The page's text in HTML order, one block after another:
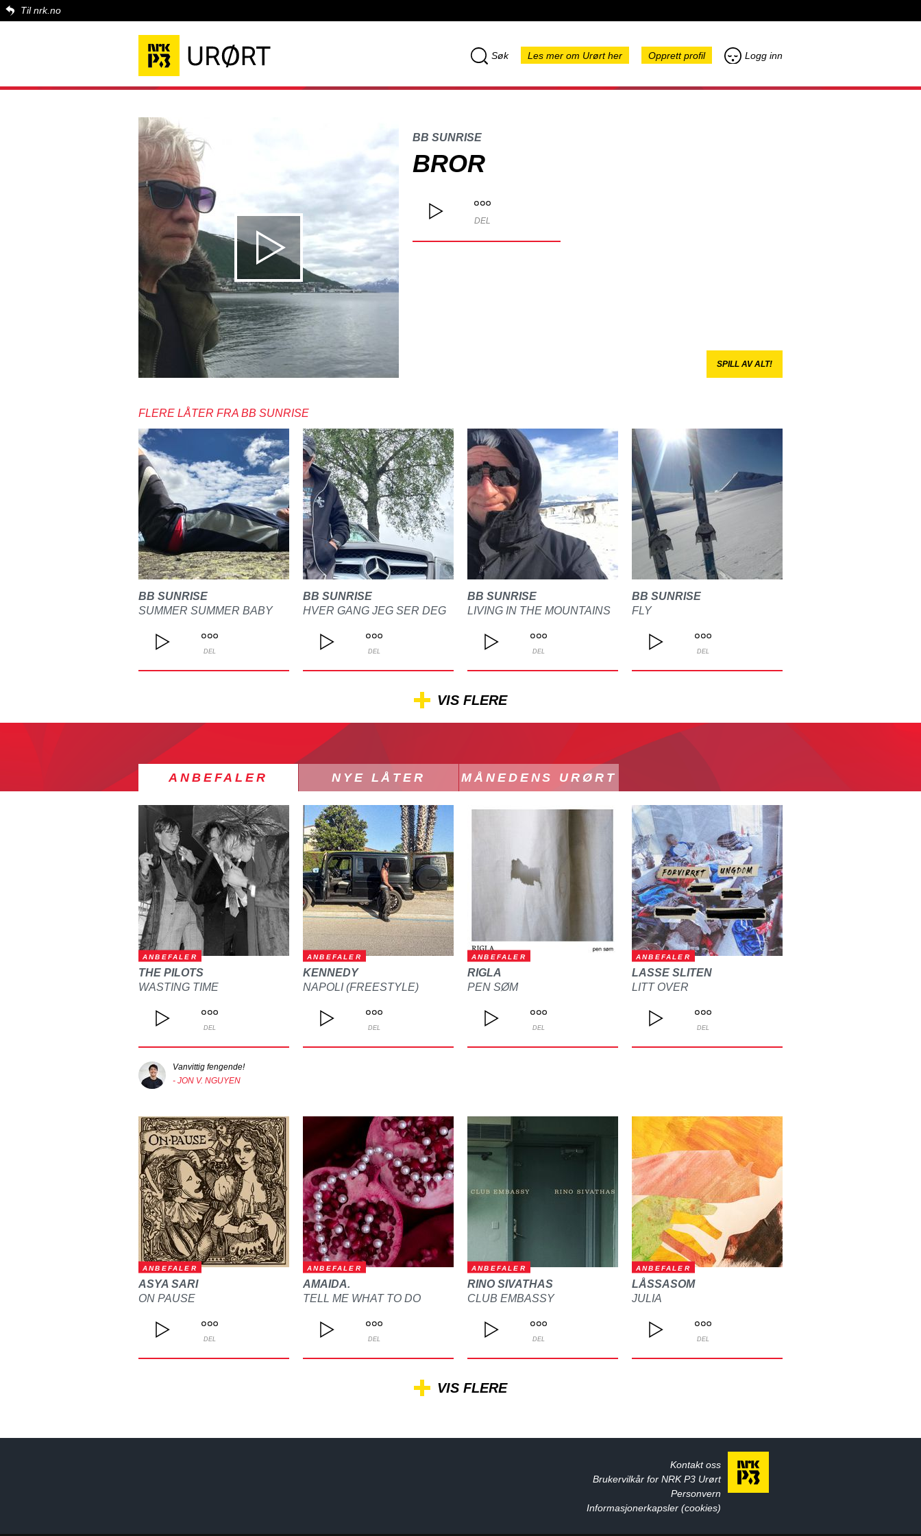
Til nrk.no
Søk Les mer om Urørt her Opprett profil Logg inn
BB SUNRISE
BROR
DEL
SPILL AV ALT!
FLERE LÅTER FRA BB SUNRISE
BB SUNRISE
SUMMER SUMMER BABY
DEL
BB SUNRISE
HVER GANG JEG SER DEG
DEL
BB SUNRISE
LIVING IN THE MOUNTAINS
DEL
BB SUNRISE
FLY
DEL
VIS FLERE
ANBEFALER NYE LÅTER MÅNEDENS URØRT
ANBEFALER
THE PILOTS
WASTING TIME
DEL
Vanvittig fengende!
- JON V. NGUYEN
ANBEFALER
KENNEDY
NAPOLI (FREESTYLE)
DEL
ANBEFALER
RIGLA
PEN SØM
DEL
ANBEFALER
LASSE SLITEN
LITT OVER
DEL
ANBEFALER
ASYA SARI
ON PAUSE
DEL
ANBEFALER
AMAIDA.
TELL ME WHAT TO DO
DEL
ANBEFALER
RINO SIVATHAS
CLUB EMBASSY
DEL
ANBEFALER
LÅSSASOM
JULIA
DEL
VIS FLERE
Kontakt oss
Brukervilkår for NRK P3 Urørt
Personvern
Informasjonerkapsler (cookies)